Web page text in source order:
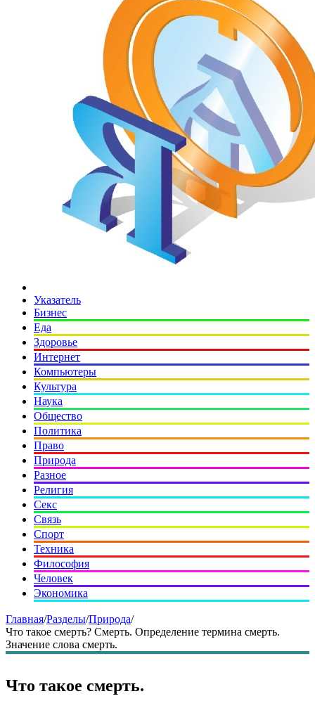
Указатель
Бизнес
Еда
Здоровье
Интернет
Компьютеры
Культура
Наука
Общество
Политика
Право
Природа
Разное
Религия
Секс
Связь
Спорт
Техника
Философия
Человек
Экономика
Главная/Разделы/Природа/
Что такое смерть? Смерть. Определение термина смерть.
Значение слова смерть.
Что такое смерть.